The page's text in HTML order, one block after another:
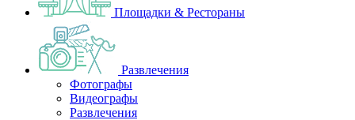
Площадки & Рестораны
Развлечения
Фотографы
Видеографы
Развлечения